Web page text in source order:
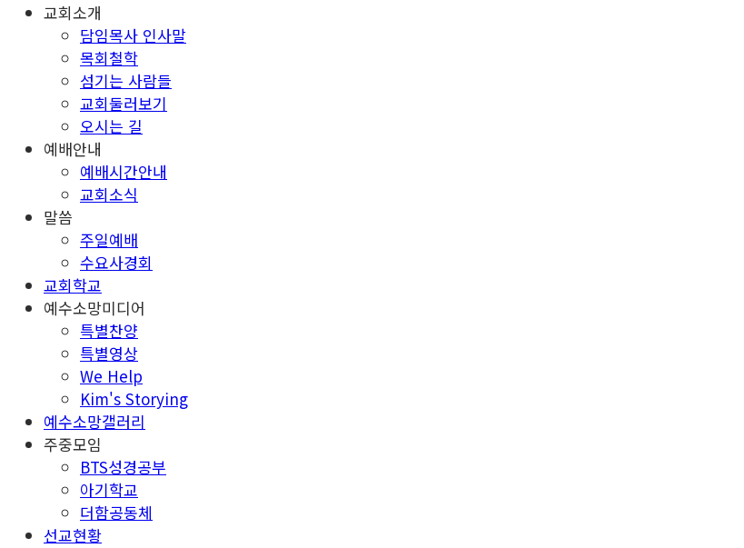
교회소개
담임목사 인사말
목회철학
섬기는 사람들
교회둘러보기
오시는 길
예배안내
예배시간안내
교회소식
말씀
주일예배
수요사경회
교회학교
예수소망미디어
특별찬양
특별영상
We Help
Kim's Storying
예수소망갤러리
주중모임
BTS성경공부
아기학교
더함공동체
선교현황